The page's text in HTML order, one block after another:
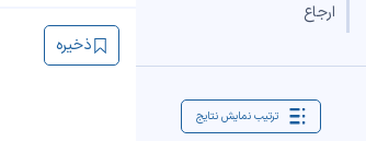
ارجاع
ترتیب نمایش نتایج
ذخیره